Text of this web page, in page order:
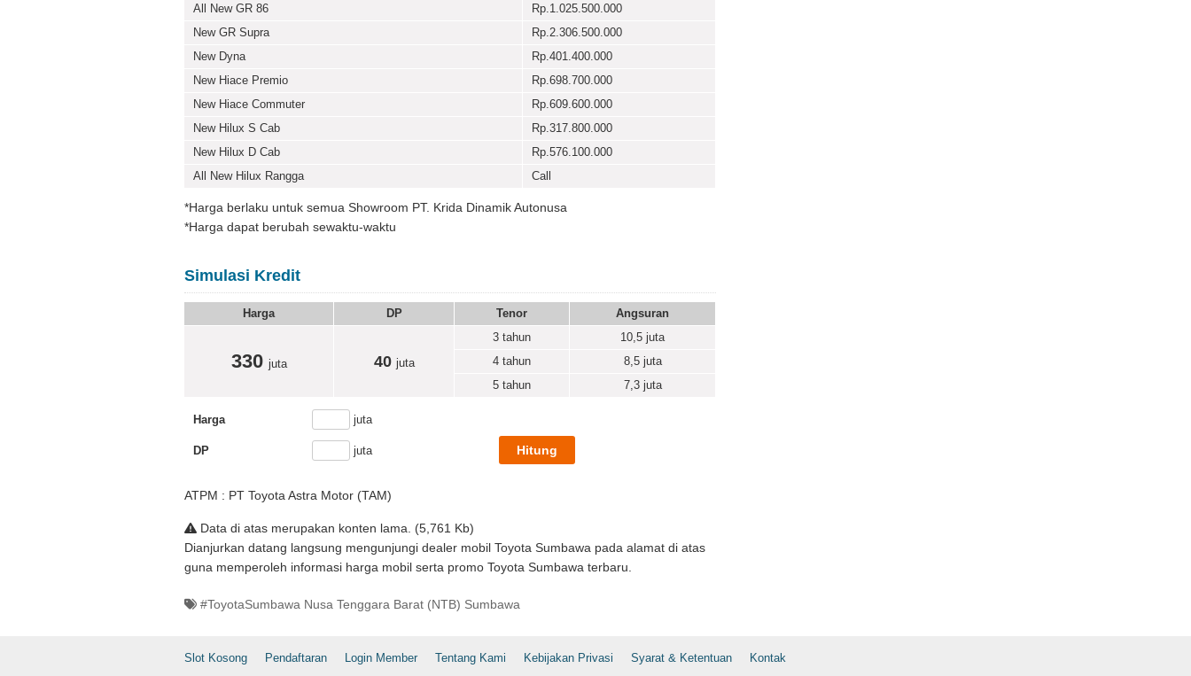
All New GR 86
Rp.1.025.500.000
New GR Supra
Rp.2.306.500.000
New Dyna
Rp.401.400.000
New Hiace Premio
Rp.698.700.000
New Hiace Commuter
Rp.609.600.000
New Hilux S Cab
Rp.317.800.000
New Hilux D Cab
Rp.576.100.000
All New Hilux Rangga
Call
*Harga berlaku untuk semua Showroom PT. Krida Dinamik Autonusa
*Harga dapat berubah sewaktu-waktu
Simulasi Kredit
Harga DP Tenor Angsuran
330 juta 40 juta
3 tahun 10,5 juta
4 tahun
8,5 juta
5 tahun
7,3 juta
Harga juta
DP juta
ATPM : PT Toyota Astra Motor (TAM)
Data di atas merupakan konten lama. (5,761 Kb)
Dianjurkan datang langsung mengunjungi dealer mobil Toyota Sumbawa pada alamat di atas
guna memperoleh informasi harga mobil serta promo Toyota Sumbawa terbaru.
#ToyotaSumbawa Nusa Tenggara Barat (NTB) Sumbawa
Slot Kosong Pendaftaran Login Member Tentang Kami Kebijakan Privasi Syarat & Ketentuan Kontak